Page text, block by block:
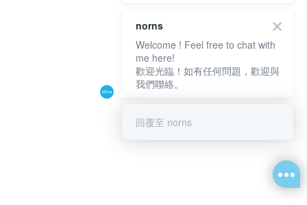
norns
Welcome ! Feel free to chat with
me here!
歡迎光臨！如有任何問題，歡迎與
我們聯絡。
回覆至 norns